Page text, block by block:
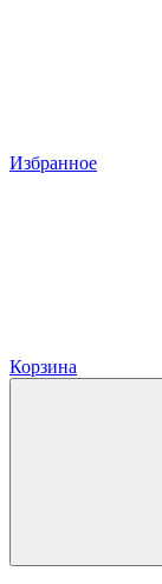
Избранное
Корзина